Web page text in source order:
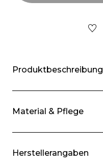
Produktbeschreibung
Material & Pflege
Herstellerangaben